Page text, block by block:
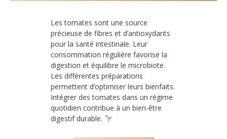
Les tomates sont une source
précieuse de fibres et d’antioxydants
pour la santé intestinale. Leur
consommation régulière favorise la
digestion et équilibre le microbiote.
Les différentes préparations
permettent d’optimiser leurs bienfaits.
Intégrer des tomates dans un régime
quotidien contribue à un bien-être
digestif durable.